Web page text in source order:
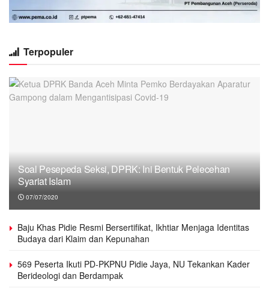
Terpopuler
Soal Pesepeda Seksi, DPRK: Ini Bentuk Pelecehan
Syariat Islam
07/07/2020
Baju Khas Pidie Resmi Bersertifikat, Ikhtiar Menjaga Identitas
Budaya dari Klaim dan Kepunahan
569 Peserta Ikuti PD-PKPNU Pidie Jaya, NU Tekankan Kader
Berideologi dan Berdampak